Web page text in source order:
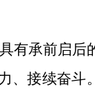
有承前启
接续奋斗